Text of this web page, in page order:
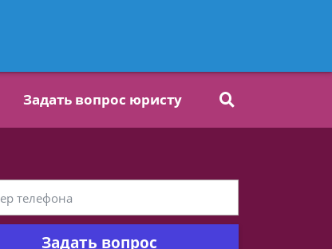
Задать вопрос юристу
Задать вопрос